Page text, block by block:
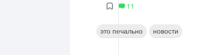
11
это печально новости